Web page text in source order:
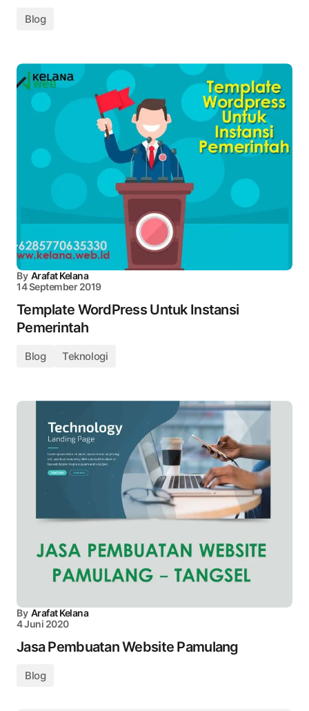
Blog
By Arafat Kelana
14 September 2019
Template WordPress Untuk Instansi
Pemerintah
Blog Teknologi
By Arafat Kelana
4 Juni 2020
Jasa Pembuatan Website Pamulang
Blog